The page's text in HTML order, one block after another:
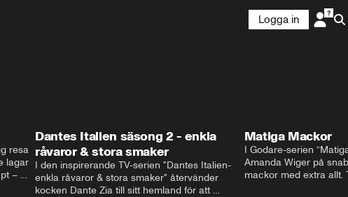
Logga in
resa
lagar
–
Dantes Italien säsong 2 - enkla
råvaror & stora smaker
I den inspirerande TV-serien "Dantes Italien-
enkla råvaror & stora smaker" återvänder
kocken Dante Zia till sitt hemland för att
Matiga Mackor
I Godare-serien
Amanda Wiger på
mackor med extra allt.